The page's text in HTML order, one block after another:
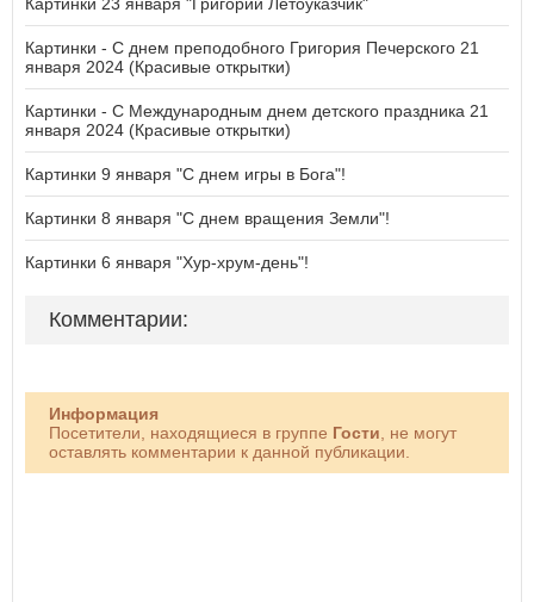
Картинки - С днем преподобного Григория Печерского 21
января 2024 (Красивые открытки)
Картинки - С Международным днем детского праздника 21
января 2024 (Красивые открытки)
Картинки 9 января "С днем игры в Бога"!
Картинки 8 января "С днем вращения Земли"!
Картинки 6 января "Хур-хрум-день"!
Комментарии:
Информация
Посетители, находящиеся в группе Гости , не могут
оставлять комментарии к данной публикации.